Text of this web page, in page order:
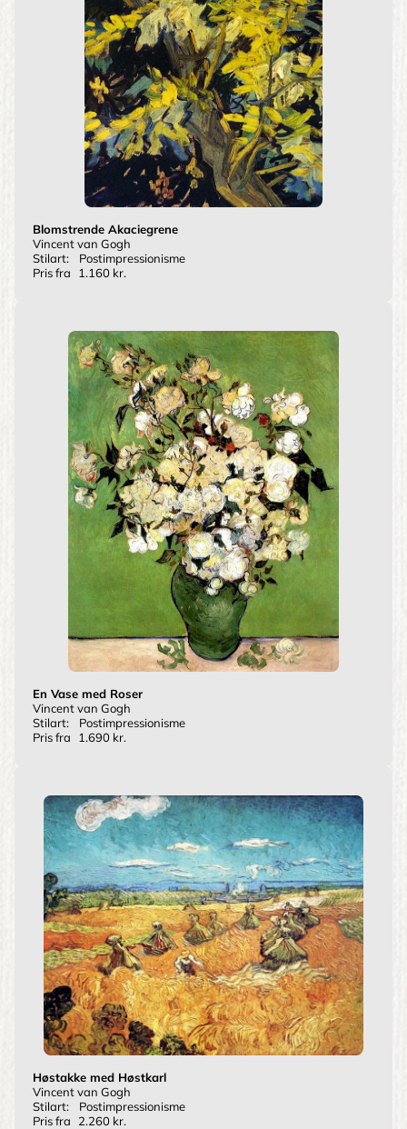
Blomstrende Akaciegrene
Vincent van Gogh
Stilart:
Postimpressionisme
Pris fra
1.160 kr.
En Vase med Roser
Vincent van Gogh
Stilart:
Postimpressionisme
Pris fra
1.690 kr.
Høstakke med Høstkarl
Vincent van Gogh
Stilart:
Postimpressionisme
Pris fra
2.260 kr.